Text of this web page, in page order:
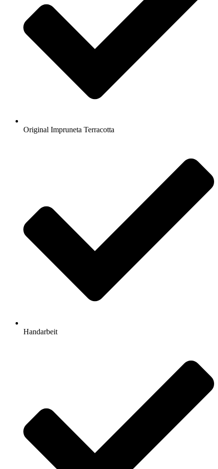
Original Impruneta Terracotta
Handarbeit